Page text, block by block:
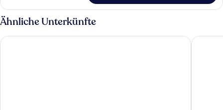
Ähnliche Unterkünfte
Hotel am Südtor Hotel